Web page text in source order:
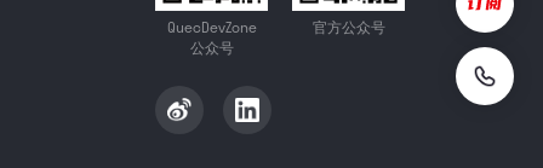
QuecDevZone
公众号
官方公众号